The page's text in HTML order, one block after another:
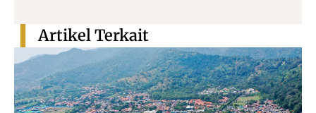
Artikel Terkait